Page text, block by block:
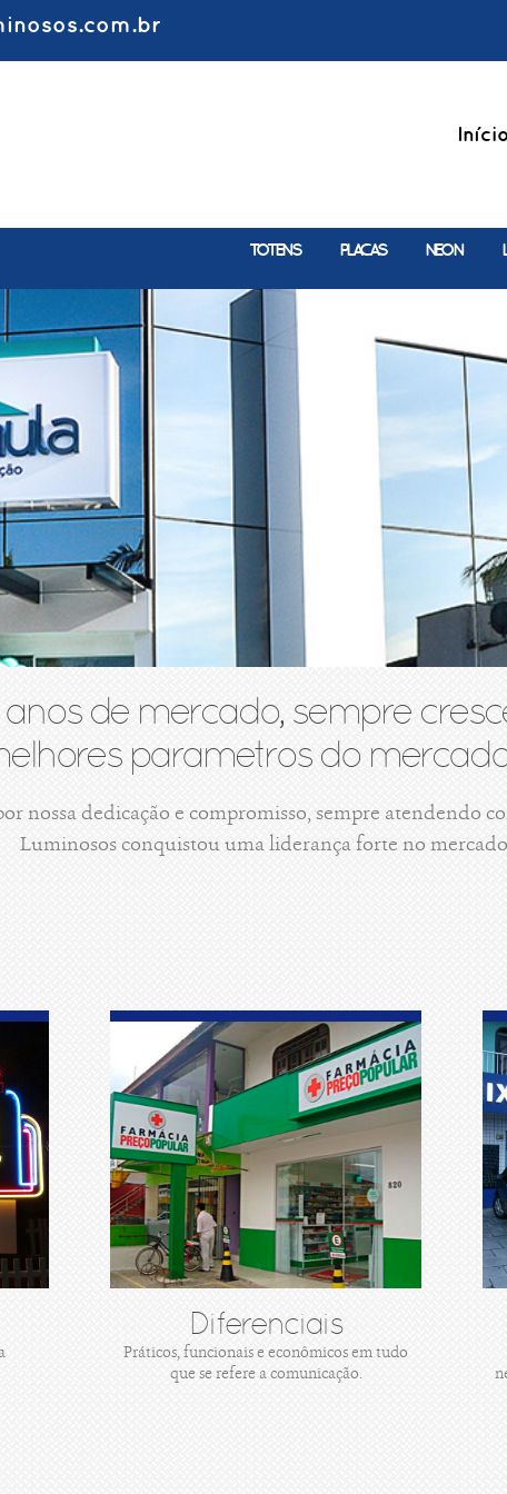
Início
NEON
PLACAS
TOTENS
de mercado, sempre
parametros do
nossa dedicação e compromisso, sempre atendendo
Luminosos conquistou uma liderança forte no
Diferenciais
Práticos, funcionais e econômicos em tudo
que se refere a comunicação.